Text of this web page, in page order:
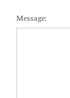
Message: